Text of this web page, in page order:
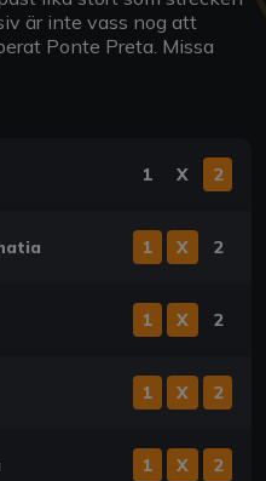
är inte vass nog att
Ponte Preta. Missa
1 X 2
1 X 2
1 X 2
1 X 2
1 X 2